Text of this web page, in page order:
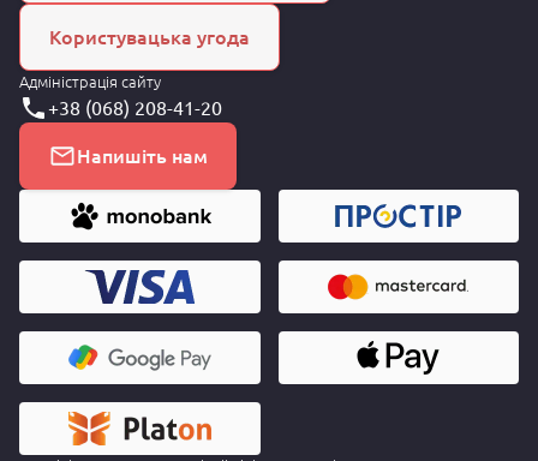
Користувацька угода
Адміністрація сайту
+38 (068) 208-41-20
Напишіть нам